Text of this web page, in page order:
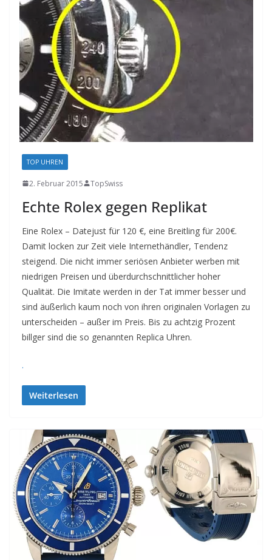
TOP UHREN
2. Februar 2015 TopSwiss
Echte Rolex gegen Replikat
Eine Rolex – Datejust für 120 €, eine Breitling für 200€.
Damit locken zur Zeit viele Internethändler, Tendenz
steigend. Die nicht immer seriösen Anbieter werben mit
niedrigen Preisen und überdurchschnittlicher hoher
Qualität. Die Imitate werden in der Tat immer besser und
sind äußerlich kaum noch von ihren originalen Vorlagen zu
unterscheiden – außer im Preis. Bis zu achtzig Prozent
billger sind die so genannten Replica Uhren.
.
Weiterlesen